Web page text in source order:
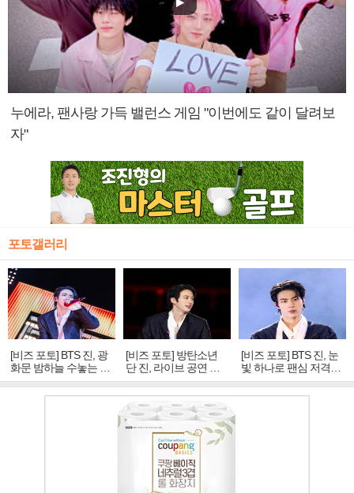
누에라, 팬사랑 가득 밸런스 게임 "이번에도 같이 달려보
자"
포토갤러리
[비즈 포토] BTS 진, 광
화문 밤하늘 수놓는 '비
주얼 킹'의 열창
[비즈 포토] 방탄소년
단 진, 라이브 공연 중
빛나는 독보적 아우라
[비즈 포토] BTS 진, 눈
빛 하나로 팬심 저격…
독보적 카리스마